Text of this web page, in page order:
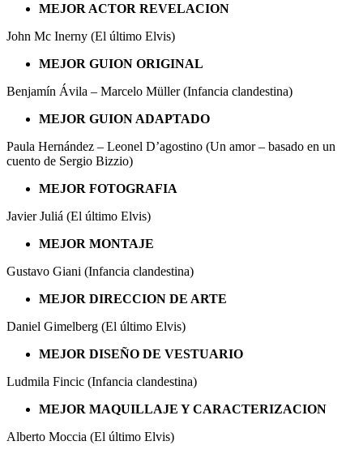
MEJOR ACTOR REVELACION
John Mc Inerny (El último Elvis)
MEJOR GUION ORIGINAL
Benjamín Ávila – Marcelo Müller (Infancia clandestina)
MEJOR GUION ADAPTADO
Paula Hernández – Leonel D’agostino (Un amor – basado en un
cuento de Sergio Bizzio)
MEJOR FOTOGRAFIA
Javier Juliá (El último Elvis)
MEJOR MONTAJE
Gustavo Giani (Infancia clandestina)
MEJOR DIRECCION DE ARTE
Daniel Gimelberg (El último Elvis)
MEJOR DISEÑO DE VESTUARIO
Ludmila Fincic (Infancia clandestina)
MEJOR MAQUILLAJE Y CARACTERIZACION
Alberto Moccia (El último Elvis)